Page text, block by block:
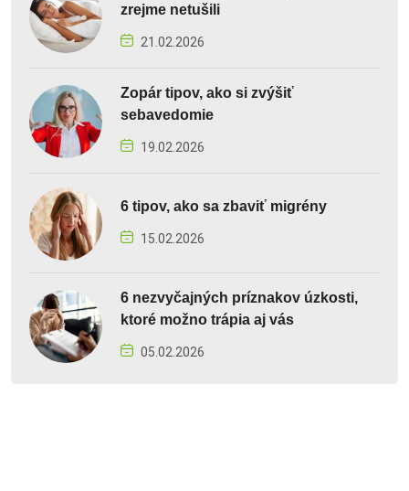
zrejme netušili
21.02.2026
Zopár tipov, ako si zvýšiť
sebavedomie
19.02.2026
6 tipov, ako sa zbaviť migrény
15.02.2026
6 nezvyčajných príznakov úzkosti,
ktoré možno trápia aj vás
05.02.2026